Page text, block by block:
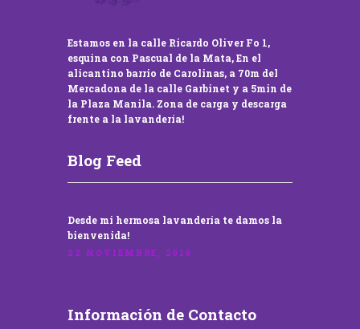
Estamos en la calle Ricardo Oliver Fo 1,
esquina con Pascual de la Mata, En el
alicantino barrio de Carolinas, a 70m del
Mercadona de la calle Garbinet y a 5min de
la Plaza Manila. Zona de carga y descarga
frente a la lavandería!
Blog Feed
Desde mi hermosa lavandería te damos la
bienvenida!
22 NOVIEMBRE, 2016
Información de Contacto